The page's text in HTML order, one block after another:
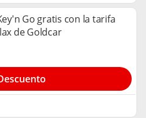
Go gratis con la tarifa
de Goldcar